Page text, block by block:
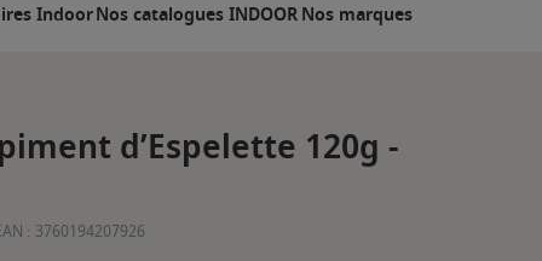
IndoorNos catalogues INDOORNos marques
d’Espelette 120g -
: 3760194207926